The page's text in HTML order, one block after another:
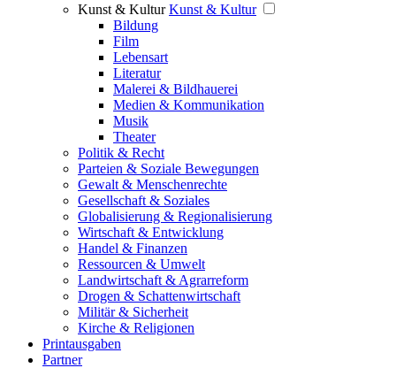
Kunst & Kultur Kunst & Kultur
Bildung
Film
Lebensart
Literatur
Malerei & Bildhauerei
Medien & Kommunikation
Musik
Theater
Politik & Recht
Parteien & Soziale Bewegungen
Gewalt & Menschenrechte
Gesellschaft & Soziales
Globalisierung & Regionalisierung
Wirtschaft & Entwicklung
Handel & Finanzen
Ressourcen & Umwelt
Landwirtschaft & Agrarreform
Drogen & Schattenwirtschaft
Militär & Sicherheit
Kirche & Religionen
Printausgaben
Partner